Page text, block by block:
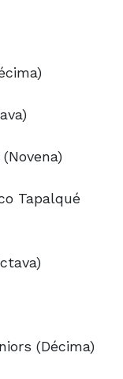
Tapalqué
(Décima)